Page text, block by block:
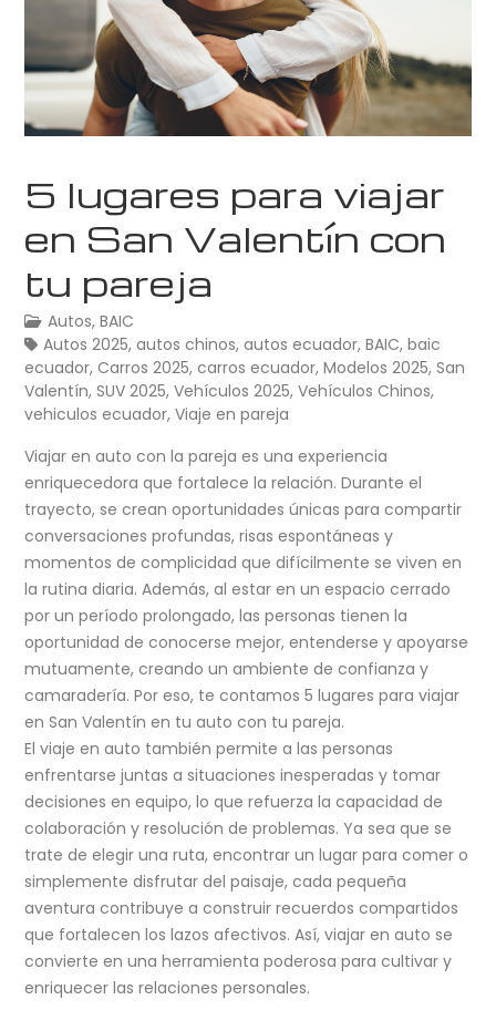
5 lugares para viajar
en San Valentín con
tu pareja
Autos,BAIC
Autos 2025,autos chinos,autos ecuador,BAIC,baic
ecuador,Carros 2025,carros ecuador,Modelos 2025,San
Valentín,SUV 2025,Vehículos 2025,Vehículos Chinos,
vehiculos ecuador,Viaje en pareja
Viajar en auto con la pareja es una experiencia
enriquecedora que fortalece la relación. Durante el
trayecto, se crean oportunidades únicas para compartir
conversaciones profundas, risas espontáneas y
momentos de complicidad que difícilmente se viven en
la rutina diaria. Además, al estar en un espacio cerrado
por un período prolongado, las personas tienen la
oportunidad de conocerse mejor, entenderse y apoyarse
mutuamente, creando un ambiente de confianza y
camaradería. Por eso, te contamos 5 lugares para viajar
en San Valentín en tu auto con tu pareja.
El viaje en auto también permite a las personas
enfrentarse juntas a situaciones inesperadas y tomar
decisiones en equipo, lo que refuerza la capacidad de
colaboración y resolución de problemas. Ya sea que se
trate de elegir una ruta, encontrar un lugar para comer o
simplemente disfrutar del paisaje, cada pequeña
aventura contribuye a construir recuerdos compartidos
que fortalecen los lazos afectivos. Así, viajar en auto se
convierte en una herramienta poderosa para cultivar y
enriquecer las relaciones personales.